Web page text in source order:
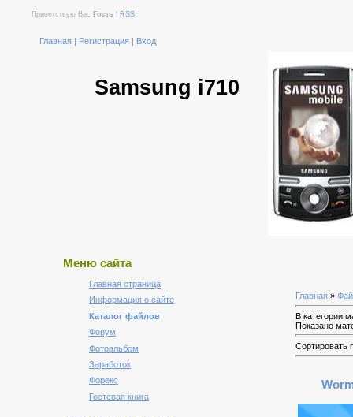
Приветствую Вас Гость RSS
Главная | Регистрация | Вход
Samsung i710
Меню сайта
Главная страница
Информация о сайте
Каталог файлов
Форум
Фотоальбом
Заработок
Форекс
Гостевая книга
Главная »
В категории
Показано
Сортировать